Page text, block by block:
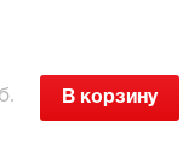
В корзину